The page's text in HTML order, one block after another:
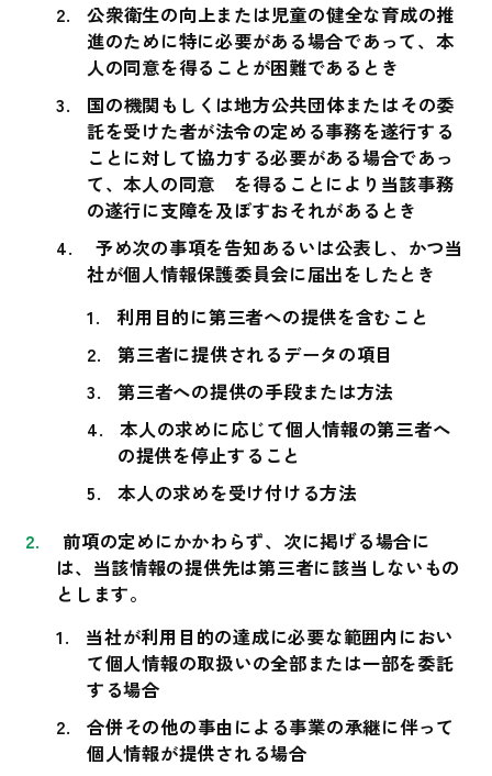
公衆衛生の向上または児童の健全な育成の推
進のために特に必要がある場合であって、本
人の同意を得ることが困難であるとき
国の機関もしくは地方公共団体またはその委
託を受けた者が法令の定める事務を遂行する
ことに対して協力する必要がある場合であっ
て、本人の同意 を得ることにより当該事務
の遂行に支障を及ぼすおそれがあるとき
予め次の事項を告知あるいは公表し、かつ当
社が個人情報保護委員会に届出をしたとき
利用目的に第三者への提供を含むこと
第三者に提供されるデータの項目
第三者への提供の手段または方法
本人の求めに応じて個人情報の第三者へ
の提供を停止すること
本人の求めを受け付ける方法
前項の定めにかかわらず、次に掲げる場合に
は、当該情報の提供先は第三者に該当しないもの
とします。
当社が利用目的の達成に必要な範囲内におい
て個人情報の取扱いの全部または一部を委託
する場合
合併その他の事由による事業の承継に伴って
個人情報が提供される場合